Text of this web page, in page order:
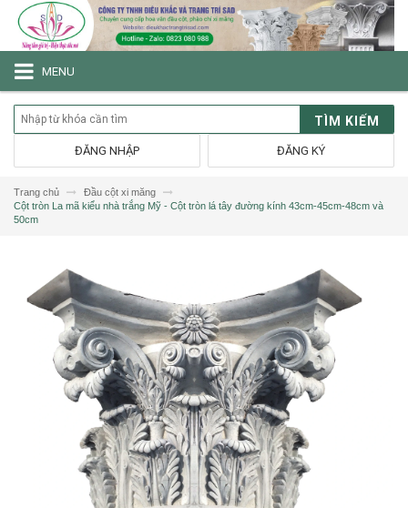
MENU
TÌM KIẾM
ĐĂNG KÝ
ĐĂNG NHẬP
Trang chủ
Đầu cột xi măng
Cột tròn La mã kiểu nhà trắng Mỹ - Cột tròn lá tây đường kính 43cm-45cm-48cm và
50cm